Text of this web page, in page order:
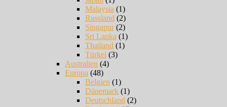
Malaysia (1)
Russland (2)
Singapur(2)
Sri Lanka (1)
Thailand (1)
Türkei (3)
Australien (4)
Europa (48)
Belgien (1)
Dänemark (1)
Deutschland (2)